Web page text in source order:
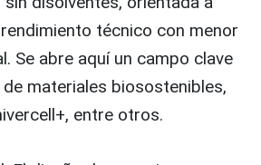
técnico con menor
Se abre aquí un campo clave
materiales biosostenibles,
entre otros.